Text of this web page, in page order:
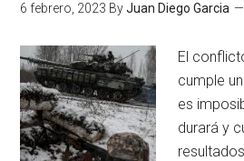
6 febrero, 2023 ByJuan Diego Garcia
El
cumple
es
durará y